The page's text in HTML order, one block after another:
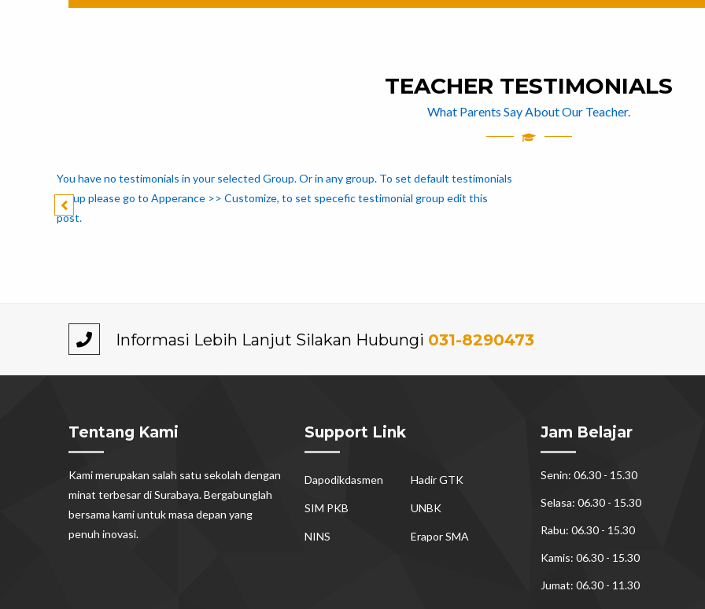
TEACHER TESTIMONIALS
What Parents Say About Our Teacher.
You have no testimonials in your selected Group. Or in any group. To set default testimonials
group please go to Apperance >> Customize, to set specefic testimonial group edit this
post.
Informasi Lebih Lanjut Silakan Hubungi 031-8290473
Tentang Kami
Kami merupakan salah satu sekolah dengan
minat terbesar di Surabaya. Bergabunglah
bersama kami untuk masa depan yang
penuh inovasi.
Support Link
Dapodikdasmen Hadir GTK
SIM PKB UNBK
NINS Erapor SMA
Jam Belajar
Senin: 06.30 - 15.30
Selasa: 06.30 - 15.30
Rabu: 06.30 - 15.30
Kamis: 06.30 - 15.30
Jumat: 06.30 - 11.30